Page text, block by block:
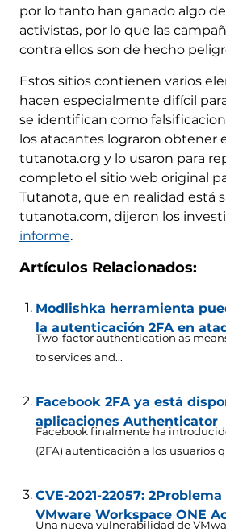
por lo tanto han ganado algo
activistas, por lo que las
contra ellos son de hecho
Estos sitios contienen varios
hacen especialmente difícil
se identifican como
los atacantes lograron obtener
tutanota.org y lo usaron para
completo el sitio web original
Tutanota, que en realidad está
tutanota.com, dijeron los
informe.
Artículos Relacionados:
Modlishka herramienta
la autenticación 2FA en
Two-factor authentication as
to services and...
Facebook 2FA ya está
aplicaciones Authenticator
Facebook finalmente ha
(2FA) autenticación a los usuarios
CVE-2021-22057:
VMware Workspace ONE
Una nueva vulnerabilidad de